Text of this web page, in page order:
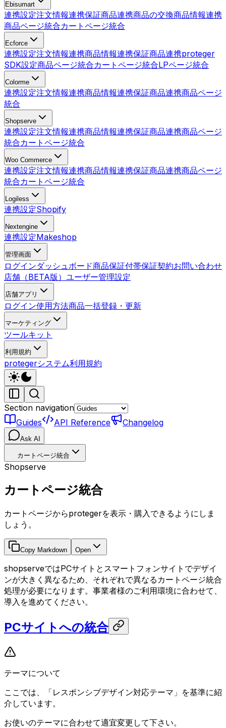
Ebisumart
連携設定注文情報連携保証商品連携商品の交換商品情報連携
商品ページ統合カートページ統合
Ecforce
連携設定注文情報連携商品情報連携保証商品連携proteger
SDK設定商品ページ統合カートページ統合LPページ統合
Colorme
連携設定注文情報連携商品情報連携保証商品連携商品ページ
統合
Shopserve
連携設定注文情報連携商品情報連携保証商品連携商品ページ
統合カートページ統合
Woo Commerce
連携設定注文情報連携商品情報連携保証商品連携商品ページ
統合カートページ統合
Logiless
連携設定Shopify
Nextengine
連携設定Makeshop
管理画面
ログインダッシュボード商品保証付帯保証契約お問い合わせ
店舗（BETA版） ユーザー管理設定
店舗アプリ
ログイン使用方法商品一括登録・更新
マーケティング
ツールキット
利用規約
protegerシステム利用規約
Section navigation
Guides
API Reference Changelog
Ask AI
カートページ統合
Shopserve
カートページ統合
カートページからprotegerを表示・購入できるようにしま
しょう。
Copy Markdown Open
shopserveではPCサイトとスマートフォンサイトでデザイ
ンが大きく異なるため、それぞれで異なるカートページ統合
処理が必要になります。事業者様のご利用環境に合わせて、
導入を進めてください。
PCサイトへの統合
テーマについて
ここでは、「レスポンシブデザイン対応テーマ」を基準に紹
介しています。
お使いのテーマに合わせて適宜変更して下さい。